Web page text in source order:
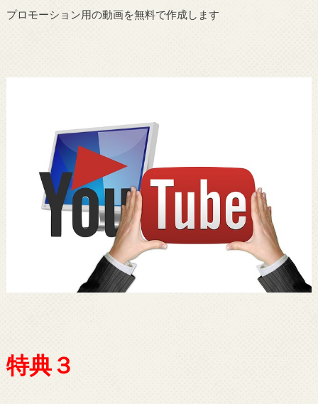
プロモーション用の動画を無料で作成します
特典３